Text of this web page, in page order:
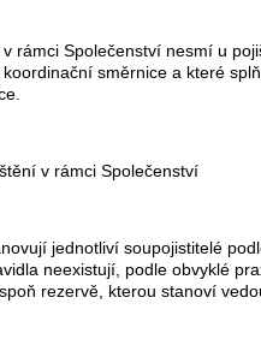
rámci Společenství nesmí u
směrnice a které
v rámci Společenství
jednotliví soupojistitelé
neexistují, podle obvyklé
rezervě, kterou stanoví